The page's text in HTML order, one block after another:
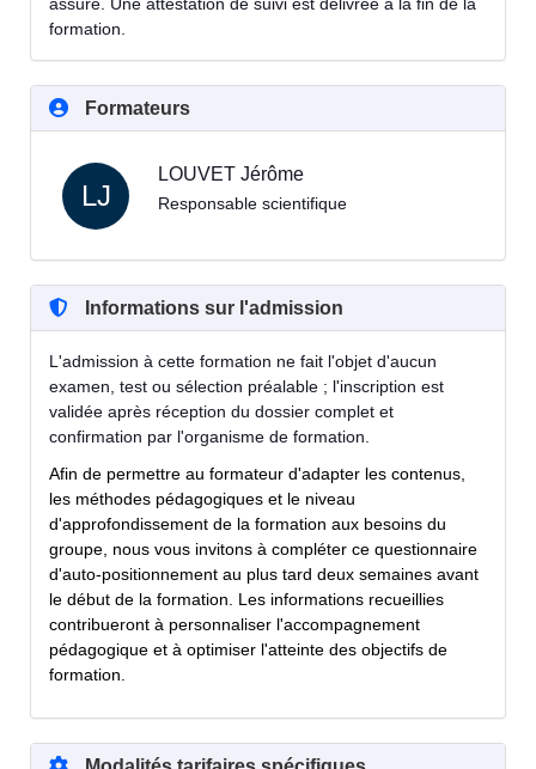
assuré. Une attestation de suivi est délivrée à la fin de la
formation.
Formateurs
LJ
LOUVET Jérôme
Responsable scientifique
Informations sur l'admission
L'admission à cette formation ne fait l'objet d'aucun
examen, test ou sélection préalable ; l'inscription est
validée après réception du dossier complet et
confirmation par l'organisme de formation.
Afin de permettre au formateur d'adapter les contenus,
les méthodes pédagogiques et le niveau
d'approfondissement de la formation aux besoins du
groupe, nous vous invitons à compléter ce questionnaire
d'auto-positionnement au plus tard deux semaines avant
le début de la formation. Les informations recueillies
contribueront à personnaliser l'accompagnement
pédagogique et à optimiser l'atteinte des objectifs de
formation.